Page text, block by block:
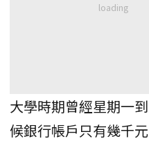
大學時期曾經星期一
候銀行帳戶只有幾千